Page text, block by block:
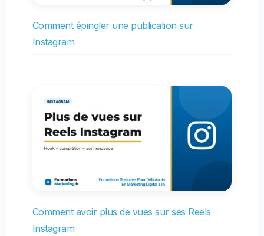
Comment épingler une publication sur
Instagram
Comment avoir plus de vues sur ses Reels
Instagram